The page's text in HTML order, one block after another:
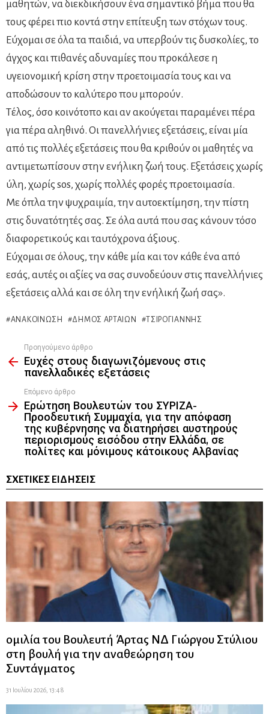
μαθητών, να διεκδικήσουν ένα σημαντικό βήμα που θα
τους φέρει πιο κοντά στην επίτευξη των στόχων τους.
Εύχομαι σε όλα τα παιδιά, να υπερβούν τις δυσκολίες, το
άγχος και πιθανές αδυναμίες που προκάλεσε η
υγειονομική κρίση στην προετοιμασία τους και να
αποδώσουν το καλύτερο που μπορούν.
Τέλος, όσο κοινότοπο και αν ακούγεται παραμένει πέρα
για πέρα αληθινό. Οι πανελλήνιες εξετάσεις, είναι μία
από τις πολλές εξετάσεις που θα κριθούν οι μαθητές να
αντιμετωπίσουν στην ενήλικη ζωή τους. Εξετάσεις χωρίς
ύλη, χωρίς sos, χωρίς πολλές φορές προετοιμασία.
Με όπλα την ψυχραιμία, την αυτοεκτίμηση, την πίστη
στις δυνατότητές σας. Σε όλα αυτά που σας κάνουν τόσο
διαφορετικούς και ταυτόχρονα άξιους.
Εύχομαι σε όλους, την κάθε μία και τον κάθε ένα από
εσάς, αυτές οι αξίες να σας συνοδεύουν στις πανελλήνιες
εξετάσεις αλλά και σε όλη την ενήλική ζωή σας».
ΑΝΑΚΟΊΝΩΣΗ ΔΉΜΟΣ ΑΡΤΑΊΩΝ ΤΣΙΡΟΓΙΆΝΝΗΣ
more
Προηγούμενο άρθρο
Ευχές στους διαγωνιζόμενους στις
πανελλαδικές εξετάσεις
Επόμενο άρθρο
Ερώτηση Βουλευτών του ΣΥΡΙΖΑ-
Προοδευτική Συμμαχία, για την απόφαση
της κυβέρνησης να διατηρήσει αυστηρούς
περιορισμούς εισόδου στην Ελλάδα, σε
πολίτες και μόνιμους κάτοικους Αλβανίας
ΣΧΕΤΙΚΈΣ ΕΙΔΉΣΕΙΣ
ομιλία του Βουλευτή Άρτας ΝΔ Γιώργου Στύλιου
στη βουλή για την αναθεώρηση του
Συντάγματος
31 Ιουλίου 2026, 13:48